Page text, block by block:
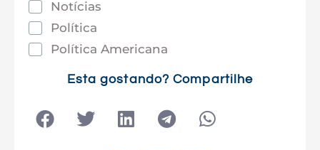
Notícias
Política
Política Americana
Tecnologia
Esta gostando? Compartilhe